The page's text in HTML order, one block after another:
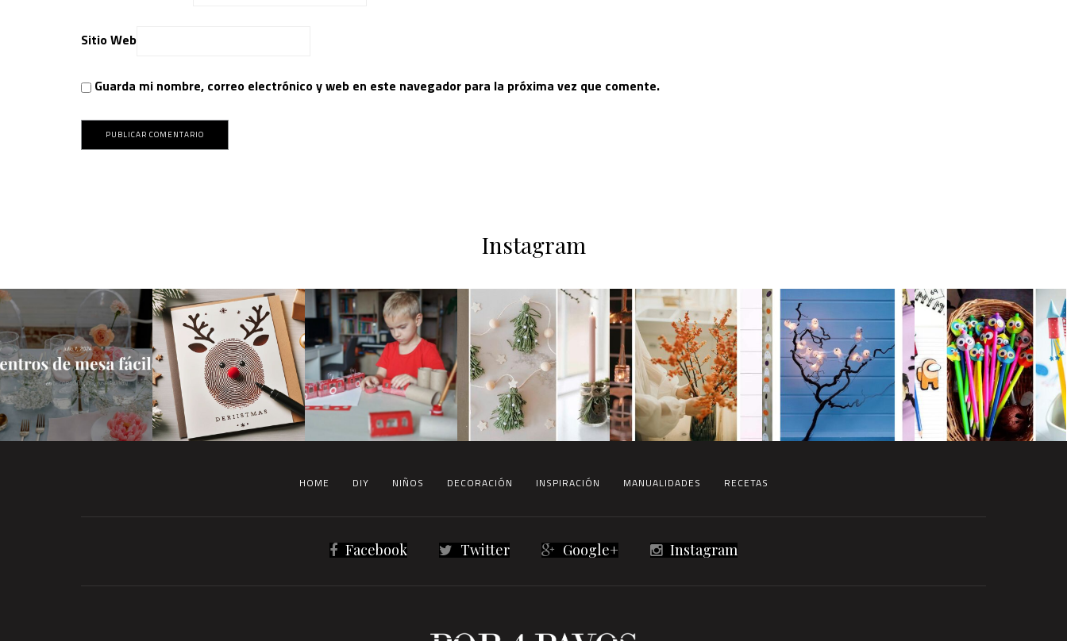
Sitio Web
Guarda mi nombre, correo electrónico y web en este navegador para la próxima vez que comente.
Instagram
HOME DIY NIÑOS DECORACIÓN INSPIRACIÓN MANUALIDADES RECETAS
Facebook Twitter Google+ Instagram